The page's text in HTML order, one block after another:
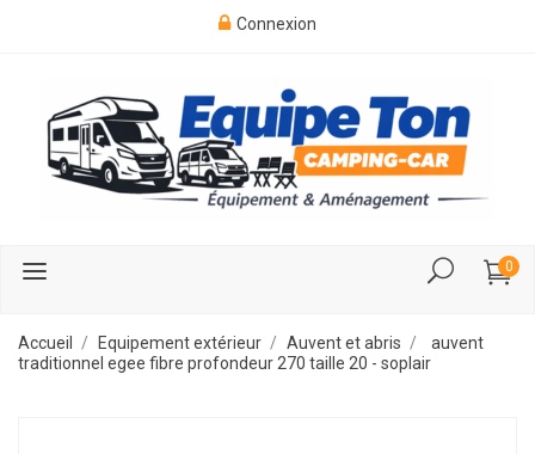
Connexion
0
Accueil Equipement extérieur Auvent et abris
auvent
traditionnel egee fibre profondeur 270 taille 20 - soplair